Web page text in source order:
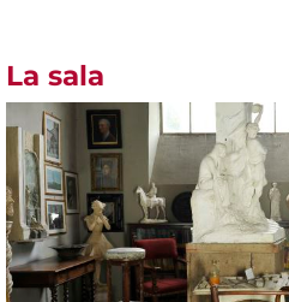
La sala